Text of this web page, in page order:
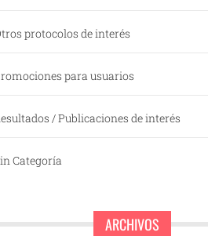
protocolos de interés
para usuarios
/ Publicaciones de interés
Categoría
ARCHIVOS